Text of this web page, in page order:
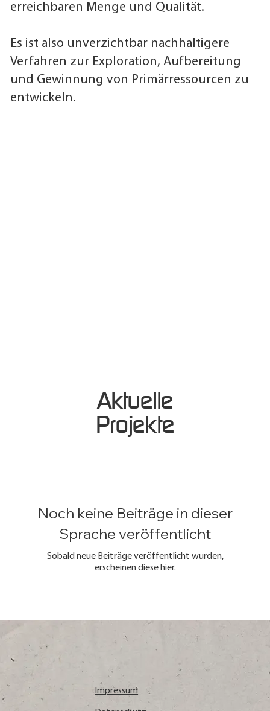
erreichbaren Menge und Qualität.
Es ist also unverzichtbar nachhaltigere
Verfahren zur Exploration, Aufbereitung
und Gewinnung von Primärressourcen zu
entwickeln.
Aktuelle
Projekte
Noch keine Beiträge in dieser
Sprache veröffentlicht
Sobald neue Beiträge veröffentlicht wurden,
erscheinen diese hier.
Impressum